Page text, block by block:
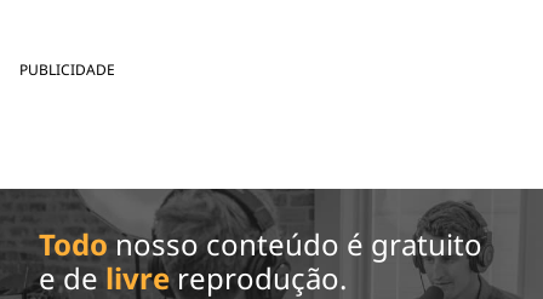
PUBLICIDADE
Todo nosso conteúdo é gratuito
e de livrereprodução.